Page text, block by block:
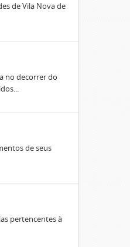
de Vila Nova de
no decorrer do
de seus
pertencentes à